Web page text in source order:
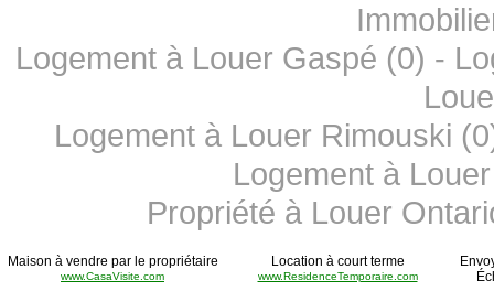
Logement à Louer Gaspé (0) -
Logement à Louer Rimouski
Logement à
Propriété à Louer
Maison à vendre par le propriétaire
www.CasaVisite.com
Location à court terme
www.ResidenceTemporaire.com